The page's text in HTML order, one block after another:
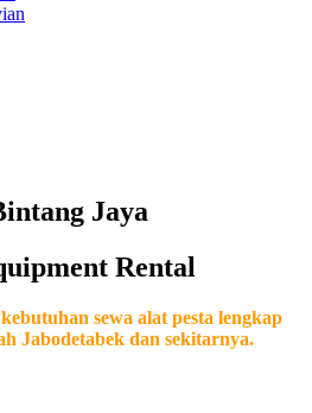
Jaya
Rental
sewa alat pesta lengkap
Jabodetabek dan sekitarnya.